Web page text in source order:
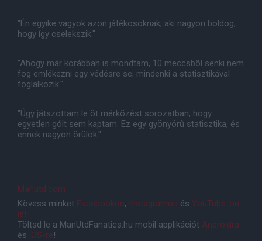
"Én egyike vagyok azon játékosoknak, aki nagyon boldog,
hogy így cselekszik."
"Ahogy már korábban is mondtam, 10 meccsbõl senki nem
fog emlékezni egy védésre se; mindenki a statisztikával
foglalkozik."
"Úgy játszottam le öt mérkõzést sorozatban, hogy
egyetlen gólt sem kaptam. Ez egy gyönyörû statisztika, és
ennek nagyon örülök."
Manutd.com
Kövess minket Facebookon, Instagramon és YouTube-on
is!
Töltsd le a ManUtdFanatics.hu mobil applikációt Androidra
és iOS-re!